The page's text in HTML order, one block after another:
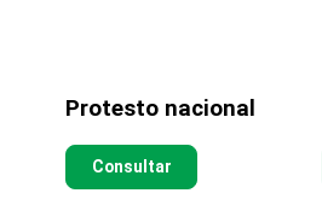
Protesto nacional
Consultar